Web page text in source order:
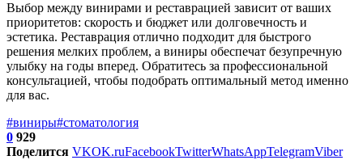
Выбор между винирами и реставрацией зависит от ваших
приоритетов: скорость и бюджет или долговечность и
эстетика. Реставрация отлично подходит для быстрого
решения мелких проблем, а виниры обеспечат безупречную
улыбку на годы вперед. Обратитесь за профессиональной
консультацией, чтобы подобрать оптимальный метод именно
для вас.
#виниры#стоматология
0 929
Поделится VKOK.ruFacebookTwitterWhatsAppTelegramViber